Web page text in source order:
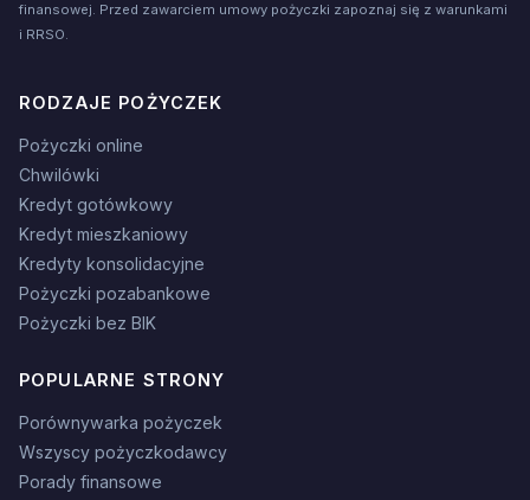
finansowej. Przed zawarciem umowy pożyczki zapoznaj się z warunkami
i RRSO.
RODZAJE POŻYCZEK
Pożyczki online
Chwilówki
Kredyt gotówkowy
Kredyt mieszkaniowy
Kredyty konsolidacyjne
Pożyczki pozabankowe
Pożyczki bez BIK
POPULARNE STRONY
Porównywarka pożyczek
Wszyscy pożyczkodawcy
Porady finansowe